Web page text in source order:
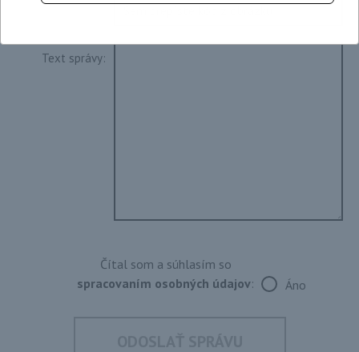
Text správy:
Čítal som a súhlasím so
spracovaním osobných údajov: Áno